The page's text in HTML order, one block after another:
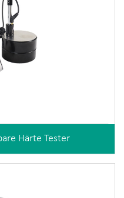
Härte Tester